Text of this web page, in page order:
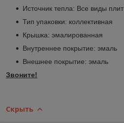
Источник тепла: Все виды плит
Тип упаковки: коллективная
Крышка: эмалированная
Внутреннее покрытие: эмаль
Внешнее покрытие: эмаль
Звоните!
Скрыть